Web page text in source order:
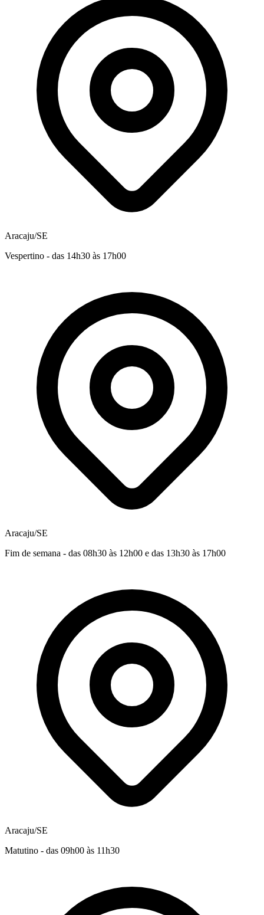
Aracaju/SE
Vespertino - das 14h30 às 17h00
Aracaju/SE
Fim de semana - das 08h30 às 12h00 e das 13h30 às 17h00
Aracaju/SE
Matutino - das 09h00 às 11h30